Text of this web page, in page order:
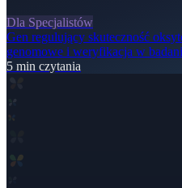
Dla Specjalistów
Gen regulujący skuteczność
genomowe i weryfikacja w
5 min czytania